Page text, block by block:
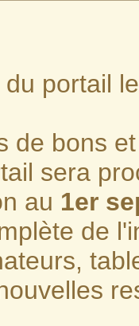
portail
de bons
sera
au 1er
de